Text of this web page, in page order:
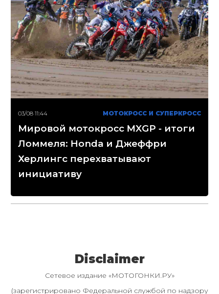
03/08 11:44 МОТОКРОСС И СУПЕРКРОСС
Мировой мотокросс MXGP - итоги
Ломмеля: Honda и Джеффри
Херлингс перехватывают
инициативу
Disclaimer
Сетевое издание «МОТОГОНКИ.РУ»
(зарегистрировано Федеральной службой по надзору